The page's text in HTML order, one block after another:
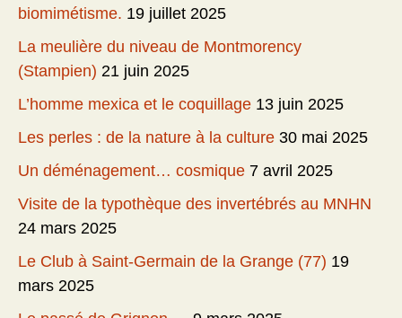
biomimétisme. 19 juillet 2025
La meulière du niveau de Montmorency
(Stampien) 21 juin 2025
L’homme mexica et le coquillage 13 juin 2025
Les perles : de la nature à la culture 30 mai 2025
Un déménagement… cosmique 7 avril 2025
Visite de la typothèque des invertébrés au MNHN
24 mars 2025
Le Club à Saint-Germain de la Grange (77) 19
mars 2025